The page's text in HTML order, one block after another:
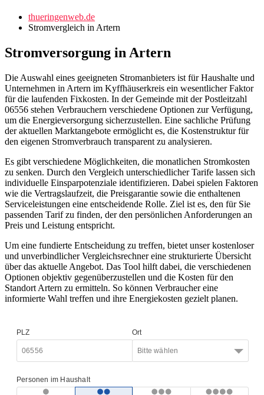
thueringenweb.de
Stromvergleich in Artern
Stromversorgung in Artern
Die Auswahl eines geeigneten Stromanbieters ist für Haushalte und
Unternehmen in Artern im Kyffhäuserkreis ein wesentlicher Faktor
für die laufenden Fixkosten. In der Gemeinde mit der Postleitzahl
06556 stehen Verbrauchern verschiedene Optionen zur Verfügung,
um die Energieversorgung sicherzustellen. Eine sachliche Prüfung
der aktuellen Marktangebote ermöglicht es, die Kostenstruktur für
den eigenen Stromverbrauch transparent zu analysieren.
Es gibt verschiedene Möglichkeiten, die monatlichen Stromkosten
zu senken. Durch den Vergleich unterschiedlicher Tarife lassen sich
individuelle Einsparpotenziale identifizieren. Dabei spielen Faktoren
wie die Vertragslaufzeit, die Preisgarantie sowie die enthaltenen
Serviceleistungen eine entscheidende Rolle. Ziel ist es, den für Sie
passenden Tarif zu finden, der den persönlichen Anforderungen an
Preis und Leistung entspricht.
Um eine fundierte Entscheidung zu treffen, bietet unser kostenloser
und unverbindlicher Vergleichsrechner eine strukturierte Übersicht
über das aktuelle Angebot. Das Tool hilft dabei, die verschiedenen
Optionen objektiv gegenüberzustellen und die Kosten für den
Standort Artern zu ermitteln. So können Verbraucher eine
informierte Wahl treffen und ihre Energiekosten gezielt planen.